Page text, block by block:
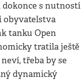
s nutností
obyvatelstva
tanku Open
tratila ještě
třeba by se
dynamický